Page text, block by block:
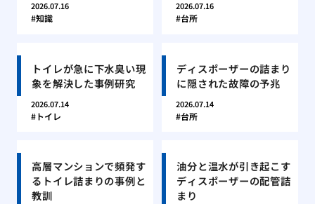
2026.07.16
知識
2026.07.16
台所
トイレが急に下水臭い現
象を解決した事例研究
2026.07.14
トイレ
ディスポーザーの詰まり
に隠された故障の予兆
2026.07.14
台所
高層マンションで頻発す
るトイレ詰まりの事例と
教訓
油分と温水が引き起こす
ディスポーザーの配管詰
まり